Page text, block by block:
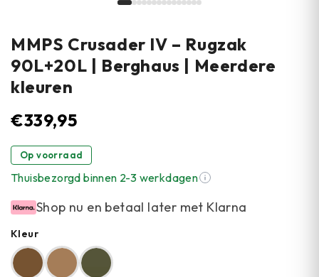
MMPS Crusader IV – Rugzak
90L+20L | Berghaus | Meerdere
kleuren
€339,95
Op voorraad
Thuisbezorgd binnen 2-3 werkdagen
Shop nu en betaal later met Klarna
Kleur